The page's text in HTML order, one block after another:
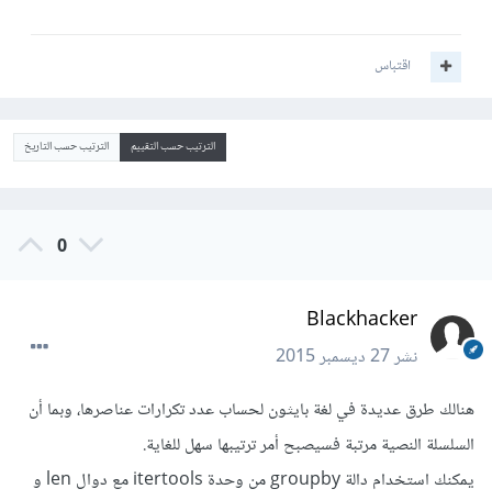
اقتباس
الترتيب حسب التقييم الترتيب حسب التاريخ
0
Blackhacker
نشر27 ديسمبر 2015
هنالك طرق عديدة في لغة بايثون لحساب عدد تكرارات عناصرها، وبما أن
السلسلة النصية مرتبة فسيصبح أمر ترتيبها سهل للغاية.
يمكنك استخدام دالة groupby من وحدة itertools مع دوال len و